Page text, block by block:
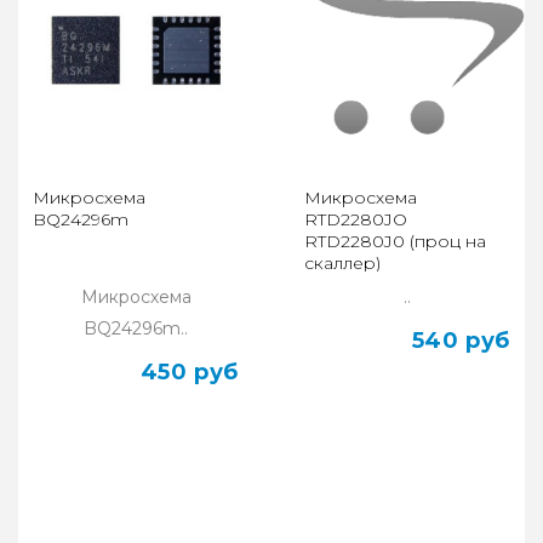
Микросхема
BQ24296m
Микросхема
BQ24296m..
450 руб
Микросхема
RTD2280JO
RTD2280J0 (проц на
скаллер)
..
540 руб